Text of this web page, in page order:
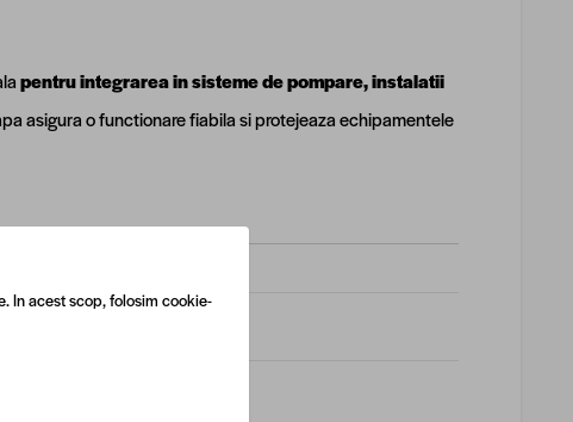
pentru integrarea in sisteme de pompare, instalatii
asigura o functionare fiabila si protejeaza echipamentele
In acest scop, folosim cookie-